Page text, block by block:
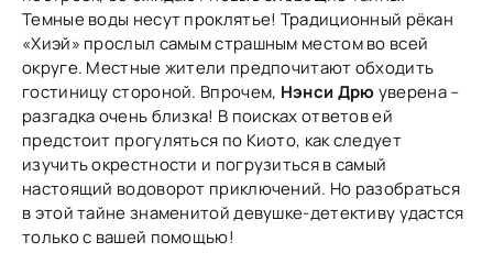
Темные воды несут проклятье! Традиционный рёкан
«Хиэй» прослыл самым страшным местом во всей
округе. Местные жители предпочитают обходить
гостиницу стороной. Впрочем, Нэнси Дрюуверена –
разгадка очень близка! В поисках ответов ей
предстоит прогуляться по Киото, как следует
изучить окрестности и погрузиться в самый
настоящий водоворот приключений. Но разобраться
в этой тайне знаменитой девушке-детективу удастся
только с вашей помощью!